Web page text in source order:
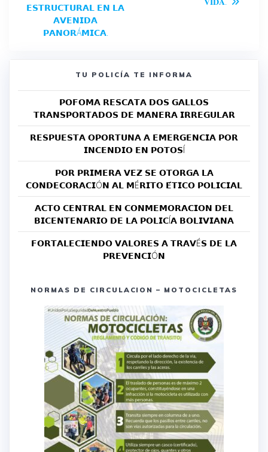
𝗘𝗦𝗧𝗥𝗨𝗖𝗧𝗨𝗥𝗔𝗟 𝗘𝗡 𝗟𝗔
𝗔𝗩𝗘𝗡𝗜𝗗𝗔
𝗣𝗔𝗡𝗢𝗥Á𝗠𝗜𝗖𝗔.
TU POLICÍA TE INFORMA
𝗣𝗢𝗙𝗢𝗠𝗔 𝗥𝗘𝗦𝗖𝗔𝗧𝗔 𝗗𝗢𝗦 𝗚𝗔𝗟𝗟𝗢𝗦
𝗧𝗥𝗔𝗡𝗦𝗣𝗢𝗥𝗧𝗔𝗗𝗢𝗦 𝗗𝗘 𝗠𝗔𝗡𝗘𝗥𝗔 𝗜𝗥𝗥𝗘𝗚𝗨𝗟𝗔𝗥
𝗥𝗘𝗦𝗣𝗨𝗘𝗦𝗧𝗔 𝗢𝗣𝗢𝗥𝗧𝗨𝗡𝗔 𝗔 𝗘𝗠𝗘𝗥𝗚𝗘𝗡𝗖𝗜𝗔 𝗣𝗢𝗥
𝗜𝗡𝗖𝗘𝗡𝗗𝗜𝗢 𝗘𝗡 𝗣𝗢𝗧𝗢𝗦Í
𝗣𝗢𝗥 𝗣𝗥𝗜𝗠𝗘𝗥𝗔 𝗩𝗘𝗭 𝗦𝗘 𝗢𝗧𝗢𝗥𝗚𝗔 𝗟𝗔
𝗖𝗢𝗡𝗗𝗘𝗖𝗢𝗥𝗔𝗖𝗜Ó𝗡 𝗔𝗟 𝗠É𝗥𝗜𝗧𝗢 𝗘́𝗧𝗜𝗖𝗢 𝗣𝗢𝗟𝗜𝗖𝗜𝗔𝗟
𝗔𝗖𝗧𝗢 𝗖𝗘𝗡𝗧𝗥𝗔𝗟 𝗘𝗡 𝗖𝗢𝗡𝗠𝗘𝗠𝗢𝗥𝗔𝗖𝗜𝗢𝗡 𝗗𝗘𝗟
𝗕𝗜𝗖𝗘𝗡𝗧𝗘𝗡𝗔𝗥𝗜𝗢 𝗗𝗘 𝗟𝗔 𝗣𝗢𝗟𝗜𝗖Í𝗔 𝗕𝗢𝗟𝗜𝗩𝗜𝗔𝗡𝗔
𝗙𝗢𝗥𝗧𝗔𝗟𝗘𝗖𝗜𝗘𝗡𝗗𝗢 𝗩𝗔𝗟𝗢𝗥𝗘𝗦 𝗔 𝗧𝗥𝗔𝗩É𝗦 𝗗𝗘 𝗟𝗔
𝗣𝗥𝗘𝗩𝗘𝗡𝗖𝗜Ó𝗡
NORMAS DE CIRCULACION – MOTOCICLETAS